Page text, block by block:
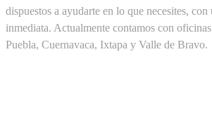
dispuestos a ayudarte en lo que necesites, con
inmediata. Actualmente contamos con
Puebla, Cuernavaca, Ixtapa y Valle de Bravo.